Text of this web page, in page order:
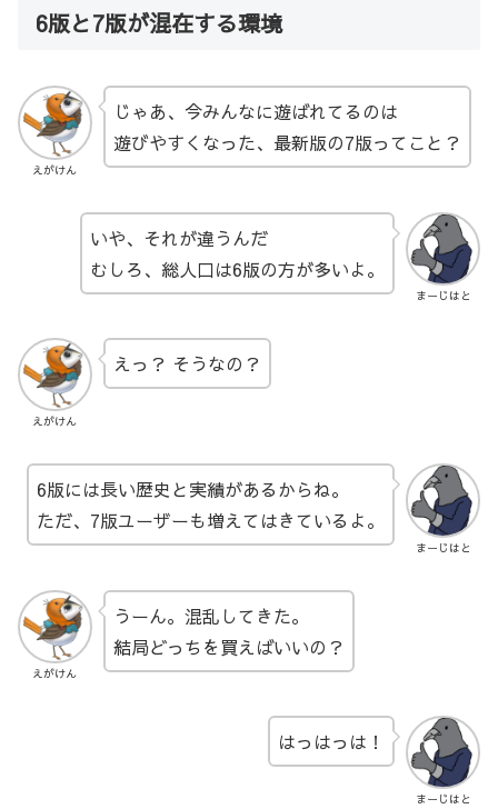
6版と7版が混在する環境
えがけん
じゃあ、今みんなに遊ばれてるのは
遊びやすくなった、最新版の7版ってこと？
まーじはと
いや、それが違うんだ
むしろ、総人口は6版の方が多いよ。
えがけん
えっ？ そうなの？
まーじはと
6版には長い歴史と実績があるからね。
ただ、7版ユーザーも増えてはきているよ。
えがけん
うーん。混乱してきた。
結局どっちを買えばいいの？
まーじはと
はっはっは！